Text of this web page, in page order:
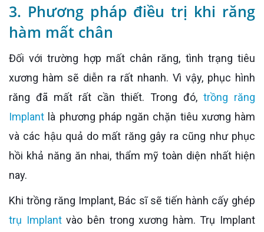
3. Phương pháp điều trị khi răng
hàm mất chân
Đối với trường hợp mất chân răng, tình trạng tiêu
xương hàm sẽ diễn ra rất nhanh. Vì vậy, phục hình
răng đã mất rất cần thiết. Trong đó, trồng răng
Implant là phương pháp ngăn chặn tiêu xương hàm
và các hậu quả do mất răng gây ra cũng như phục
hồi khả năng ăn nhai, thẩm mỹ toàn diện nhất hiện
nay.
Khi trồng răng Implant, Bác sĩ sẽ tiến hành cấy ghép
trụ Implantvào bên trong xương hàm. Trụ Implant